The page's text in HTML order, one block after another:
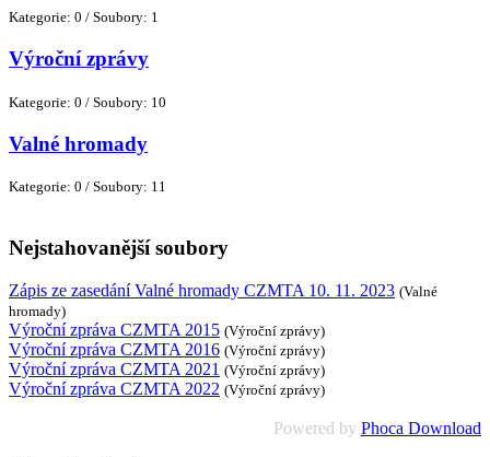
Kategorie: 0 / Soubory: 1
Výroční zprávy
Kategorie: 0 / Soubory: 10
Valné hromady
Kategorie: 0 / Soubory: 11
Nejstahovanější soubory
Zápis ze zasedání Valné hromady CZMTA 10. 11. 2023 (Valné
hromady)
Výroční zpráva CZMTA 2015 (Výroční zprávy)
Výroční zpráva CZMTA 2016 (Výroční zprávy)
Výroční zpráva CZMTA 2021 (Výroční zprávy)
Výroční zpráva CZMTA 2022 (Výroční zprávy)
Powered by Phoca Download